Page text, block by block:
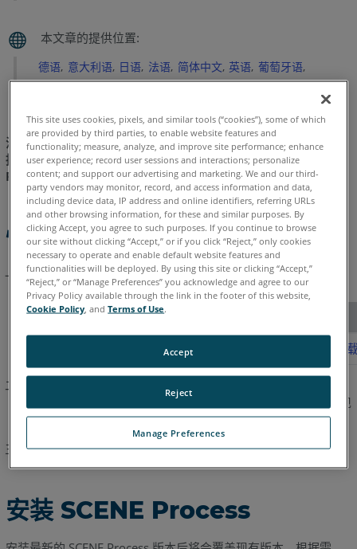
SCENE
Process
德语 意大利语 日语 法语 简体中文 英语 葡萄牙语
西班牙语 韩语
注意：SCENE Process 2019.1 是 SCENE Process 软件的最新支
持版本，仅能与 SCENE Capture 2019.1 一起使用。SCENE
Process 功能适用于 SCENE 2019.1 及更高版本。
快速步骤
点击下面的链接，下载最新版FARO®SCENE Process 软件。
关于 Process 的早期版本，请点击这里。
发布日期
SCENE Process 2019.1 下
的浏览器或电脑。当下载完成后，安装文件
会出现
在浏览器的下载文件夹中。
安装软件
安装 SCENE Process
This site uses cookies, pixels, and similar tools (“cookies”), some of which
are provided by third parties, to enable website features and
functionality; measure, analyze, and improve site performance; enhance
user experience; record user sessions and interactions; personalize
content; and support our advertising and marketing. We and our third-
party vendors may monitor, record, and access information and data,
including device data, IP address and online identifiers, referring URLs
and other browsing information, for these and similar purposes. By
clicking Accept, you agree to such purposes. If you continue to browse
our site without clicking “Accept,” or if you click “Reject,” only cookies
necessary to operate and enable default website features and
functionalities will be deployed. By using this site or clicking “Accept,”
“Reject,” or “Manage Preferences” you acknowledge and agree to our
Privacy Policy available through the link in the footer of this website,
Cookie Policy , andTerms of Use.
Manage Preferences
Reject
Accept